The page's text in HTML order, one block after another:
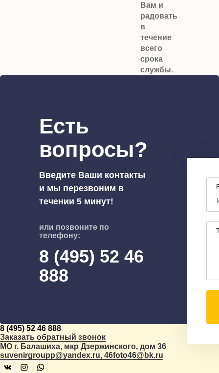
Вам и
радовать
в
течение
всего
срока
службы.
Есть
вопросы?
Введите Ваши контакты
и мы перезвоним в
течении 5 минут!
или позвоните по
телефону:
8 (495) 52 46
888
8 (495) 52 46 888
Заказать обратный звонок
МО г. Балашиха, мкр Дзержинского, дом 36
suvenirgroupp@yandex.ru, 46foto46@bk.ru